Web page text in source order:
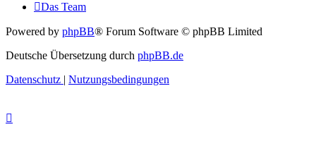
Das Team
Powered by phpBB® Forum Software © phpBB Limited
Deutsche Übersetzung durch phpBB.de
Datenschutz | Nutzungsbedingungen